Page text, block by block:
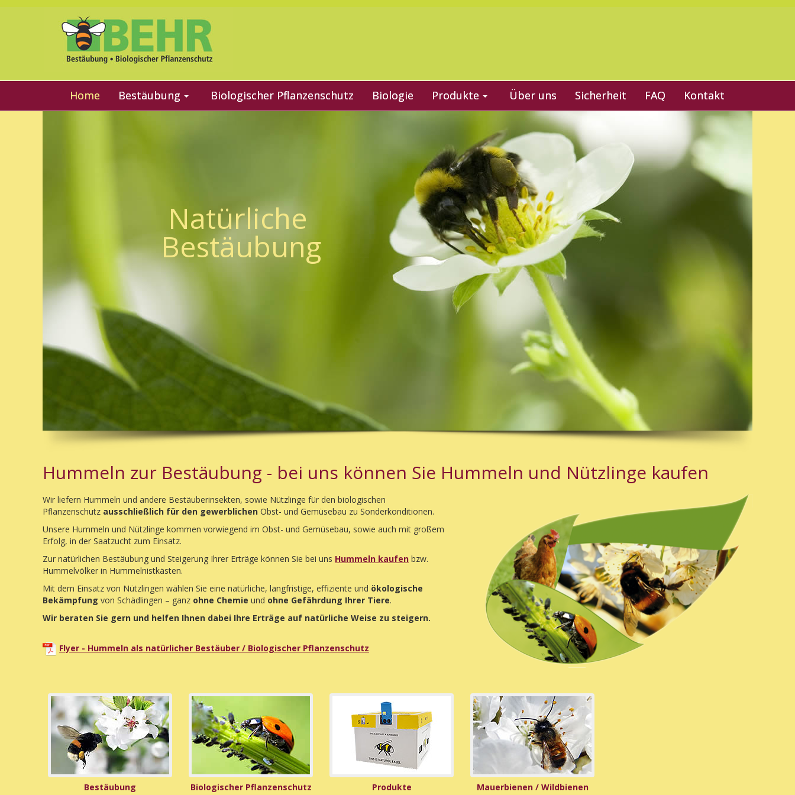
Home Bestäubung Biologischer Pflanzenschutz Biologie Produkte Über uns Sicherheit FAQ Kontakt
Natürliche
Bestäubung
Hummeln zur Bestäubung - bei uns können Sie Hummeln und Nützlinge kaufen
Wir liefern Hummeln und andere Bestäuberinsekten, sowie Nützlinge für den biologischen
Pflanzenschutz ausschließlich für den gewerblichen Obst- und Gemüsebau zu Sonderkonditionen.
Unsere Hummeln und Nützlinge kommen vorwiegend im Obst- und Gemüsebau, sowie auch mit großem
Erfolg, in der Saatzucht zum Einsatz.
Zur natürlichen Bestäubung und Steigerung Ihrer Erträge können Sie bei uns Hummeln kaufen bzw.
Hummelvölker in Hummelnistkästen.
Mit dem Einsatz von Nützlingen wählen Sie eine natürliche, langfristige, effiziente und ökologische
Bekämpfung von Schädlingen – ganz ohne Chemie und ohne Gefährdung Ihrer Tiere.
Wir beraten Sie gern und helfen Ihnen dabei Ihre Erträge auf natürliche Weise zu steigern.
Flyer - Hummeln als natürlicher Bestäuber / Biologischer Pflanzenschutz
Bestäubung Biologischer Pflanzenschutz Produkte Mauerbienen / Wildbienen